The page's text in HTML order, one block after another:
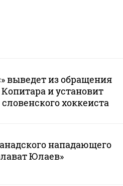
выведет из обращения
и установит
хоккеиста
нападающего
Юлаев»